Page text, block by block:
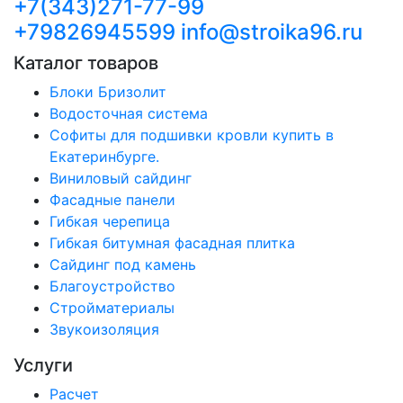
+7(343)271-77-99
+79826945599 info@stroika96.ru
Каталог товаров
Блоки Бризолит
Водосточная система
Софиты для подшивки кровли купить в
Екатеринбурге.
Виниловый сайдинг
Фасадные панели
Гибкая черепица
Гибкая битумная фасадная плитка
Сайдинг под камень
Благоустройство
Стройматериалы
Звукоизоляция
Услуги
Расчет